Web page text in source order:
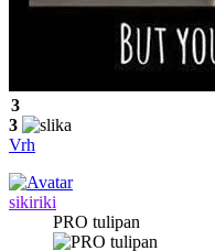
3
3
Vrh
sikiriki
PRO tulipan